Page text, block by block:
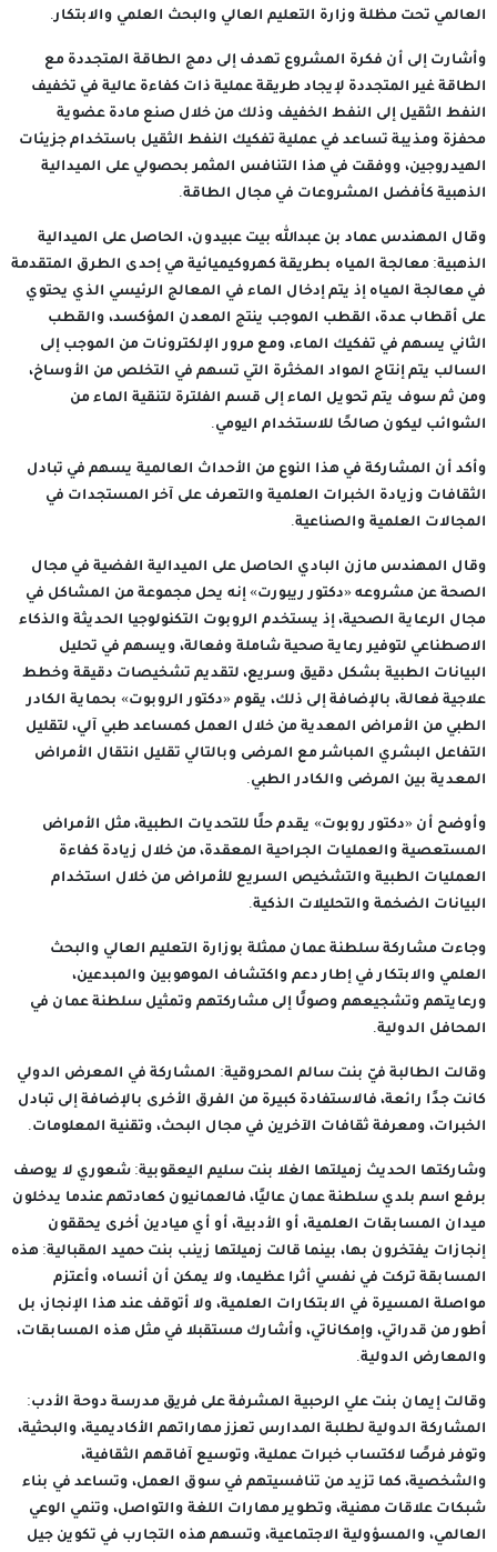
العالمي تحت مظلة وزارة التعليم العالي والبحث العلمي والابتكار.
وأشارت إلى أن فكرة المشروع تهدف إلى دمج الطاقة المتجددة مع
الطاقة غير المتجددة لإيجاد طريقة عملية ذات كفاءة عالية في تخفيف
النفط الثقيل إلى النفط الخفيف وذلك من خلال صنع مادة عضوية
محفزة ومذيبة تساعد في عملية تفكيك النفط الثقيل باستخدام جزيئات
الهيدروجين، ووفقت في هذا التنافس المثمر بحصولي على الميدالية
الذهبية كأفضل المشروعات في مجال الطاقة.
وقال المهندس عماد بن عبدالله بيت عبيدون، الحاصل على الميدالية
الذهبية: معالجة المياه بطريقة كهروكيميائية هي إحدى الطرق المتقدمة
في معالجة المياه إذ يتم إدخال الماء في المعالج الرئيسي الذي يحتوي
على أقطاب عدة، القطب الموجب ينتج المعدن المؤكسد، والقطب
الثاني يسهم في تفكيك الماء، ومع مرور الإلكترونات من الموجب إلى
السالب يتم إنتاج المواد المخثرة التي تسهم في التخلص من الأوساخ،
ومن ثم سوف يتم تحويل الماء إلى قسم الفلترة لتنقية الماء من
الشوائب ليكون صالحًا للاستخدام اليومي.
وأكد أن المشاركة في هذا النوع من الأحداث العالمية يسهم في تبادل
الثقافات وزيادة الخبرات العلمية والتعرف على آخر المستجدات في
المجالات العلمية والصناعية.
وقال المهندس مازن البادي الحاصل على الميدالية الفضية في مجال
الصحة عن مشروعه «دكتور ريبورت» إنه يحل مجموعة من المشاكل في
مجال الرعاية الصحية، إذ يستخدم الروبوت التكنولوجيا الحديثة والذكاء
الاصطناعي لتوفير رعاية صحية شاملة وفعالة، ويسهم في تحليل
البيانات الطبية بشكل دقيق وسريع، لتقديم تشخيصات دقيقة وخطط
علاجية فعالة، بالإضافة إلى ذلك، يقوم «دكتور الروبوت» بحماية الكادر
الطبي من الأمراض المعدية من خلال العمل كمساعد طبي آلي، لتقليل
التفاعل البشري المباشر مع المرضى وبالتالي تقليل انتقال الأمراض
المعدية بين المرضى والكادر الطبي.
وأوضح أن «دكتور روبوت» يقدم حلًا للتحديات الطبية، مثل الأمراض
المستعصية والعمليات الجراحية المعقدة، من خلال زيادة كفاءة
العمليات الطبية والتشخيص السريع للأمراض من خلال استخدام
البيانات الضخمة والتحليلات الذكية.
وجاءت مشاركة سلطنة عمان ممثلة بوزارة التعليم العالي والبحث
العلمي والابتكار في إطار دعم واكتشاف الموهوبين والمبدعين،
ورعايتهم وتشجيعهم وصولًا إلى مشاركتهم وتمثيل سلطنة عمان في
المحافل الدولية.
وقالت الطالبة فيّ بنت سالم المحروقية: المشاركة في المعرض الدولي
كانت جدًا رائعة، فالاستفادة كبيرة من الفرق الأخرى بالإضافة إلى تبادل
الخبرات، ومعرفة ثقافات الآخرين في مجال البحث، وتقنية المعلومات.
وشاركتها الحديث زميلتها الغلا بنت سليم اليعقوبية: شعوري لا يوصف
برفع اسم بلدي سلطنة عمان عاليًا، فالعمانيون كعادتهم عندما يدخلون
ميدان المسابقات العلمية، أو الأدبية، أو أي ميادين أخرى يحققون
إنجازات يفتخرون بها، بينما قالت زميلتها زينب بنت حميد المقبالية: هذه
المسابقة تركت في نفسي أثرا عظيما، ولا يمكن أن أنساه، وأعتزم
مواصلة المسيرة في الابتكارات العلمية، ولا أتوقف عند هذا الإنجاز، بل
أطور من قدراتي، وإمكاناتي، وأشارك مستقبلا في مثل هذه المسابقات،
والمعارض الدولية.
وقالت إيمان بنت علي الرحبية المشرفة على فريق مدرسة دوحة الأدب:
المشاركة الدولية لطلبة المدارس تعزز مهاراتهم الأكاديمية، والبحثية،
وتوفر فرصًا لاكتساب خبرات عملية، وتوسيع آفاقهم الثقافية،
والشخصية، كما تزيد من تنافسيتهم في سوق العمل، وتساعد في بناء
شبكات علاقات مهنية، وتطوير مهارات اللغة والتواصل، وتنمي الوعي
العالمي، والمسؤولية الاجتماعية، وتسهم هذه التجارب في تكوين جيل